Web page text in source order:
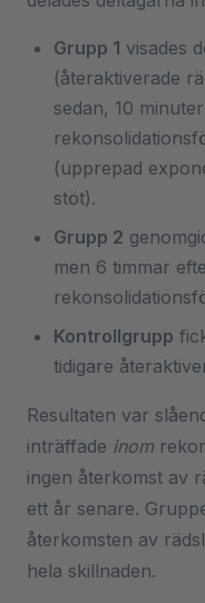
Grupp 1 visades
(återaktiverade
sedan, 10
(upprepad
stöt).
Grupp 2
men 6 timmar
Kontrollgrupp
tidigare
Resultaten var
inträffade inom
ingen återkomst av
ett år senare.
återkomsten av
hela skillnaden.